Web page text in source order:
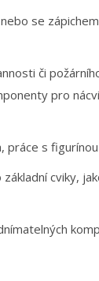
se
či
pro
práce s
cviky,